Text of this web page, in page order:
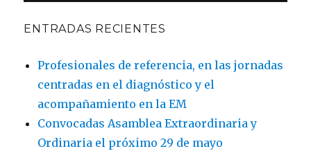
ENTRADAS RECIENTES
Profesionales de referencia, en las jornadas
centradas en el diagnóstico y el
acompañamiento en la EM
Convocadas Asamblea Extraordinaria y
Ordinaria el próximo 29 de mayo